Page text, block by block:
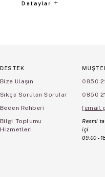
Detaylar
DESTEK
Bize Ulaşın
Sıkça Sorulan Sorular
Beden Rehberi
Bilgi Toplumu
Hizmetleri
0850
0850
[email
Resmi
içi
09:00 -